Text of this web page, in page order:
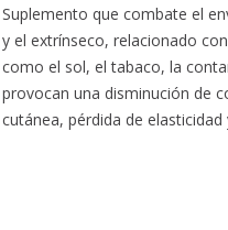
Suplemento que combate el
y el extrínseco, relacionado
como el sol, el tabaco, la
provocan una disminución de
cutánea, pérdida de